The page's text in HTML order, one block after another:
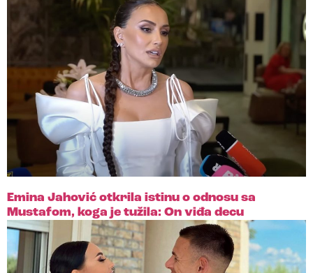
Emina Jahović otkrila istinu o odnosu sa
Mustafom, koga je tužila: On viđa decu